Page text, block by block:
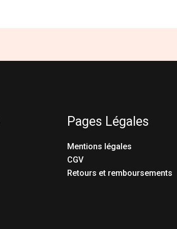
Pages Légales
Mentions légales
CGV
Retours et remboursements